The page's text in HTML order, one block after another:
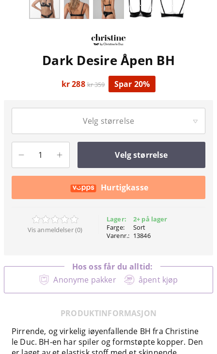
Dark Desire Åpen BH
kr 288 kr 359 Spar 20%
Velg størrelse
Velg størrelse
Hurtigkasse
Vis anmeldelser (0)
Lager:
Farge:
Varenr.:
2+ på lager
Sort
13846
Anonyme pakker åpent kjøp
Hos oss får du alltid:
PRODUKTINFORMASJON
Pirrende, og virkelig iøyenfallende BH fra Christine
le Duc. BH-en har spiler og formstøpte kopper. Den